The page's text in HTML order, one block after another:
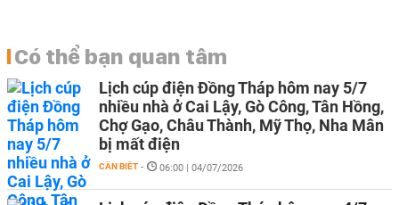
Có thể bạn quan tâm
Lịch cúp điện Đồng Tháp hôm nay 5/7
nhiều nhà ở Cai Lậy, Gò Công, Tân Hồng,
Chợ Gạo, Châu Thành, Mỹ Thọ, Nha Mân
bị mất điện
CẦN BIẾT - 06:00 | 04/07/2026